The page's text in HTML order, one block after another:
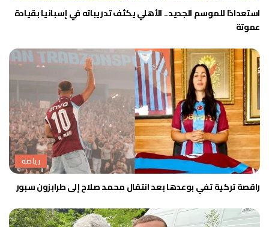
استعدادًا للموسم الجديد.. الأهلي يكثف تدريباته في إسبانيا بقيادة
عموتة
رياضة
راقصة تركية تفي بوعدها بعد انتقال محمد صلاح إلى طرابزون سبور